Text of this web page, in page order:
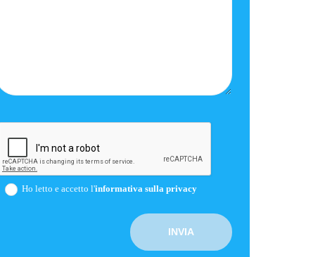
Ho letto e accetto l'informativa sulla privacy